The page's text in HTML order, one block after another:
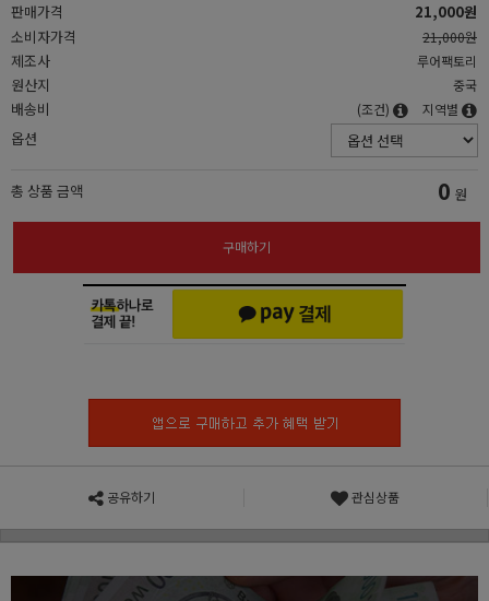
판매가격
21,000원
소비자가격
21,000원
제조사 루어팩토리
원산지 중국
배송비 (조건) 지역별
옵션
총 상품 금액 0 원
구매하기
공유하기 관심상품